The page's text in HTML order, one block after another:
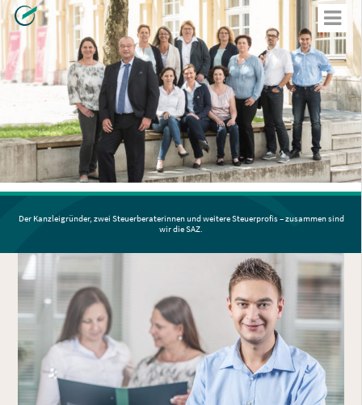
Der Kanzleigründer, zwei Steuerberaterinnenund weitere Steuerprofis –zusammen sind
wir die SAZ.